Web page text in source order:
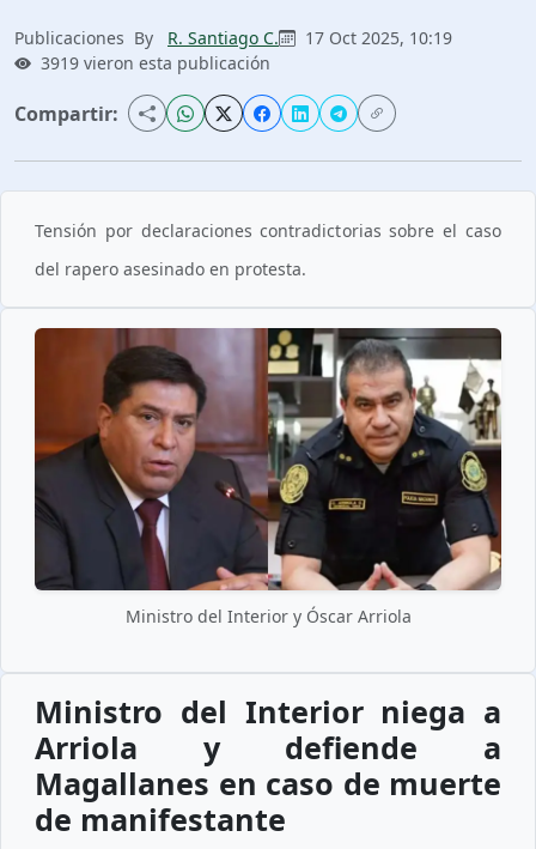
Publicaciones By R. Santiago C.
17 Oct 2025, 10:19
3919 vieron esta publicación
Compartir:
Tensión por declaraciones contradictorias sobre el caso
del rapero asesinado en protesta.
Ministro del Interior y Óscar Arriola
Ministro del Interior niega a
Arriola y defiende a
Magallanes en caso de muerte
de manifestante